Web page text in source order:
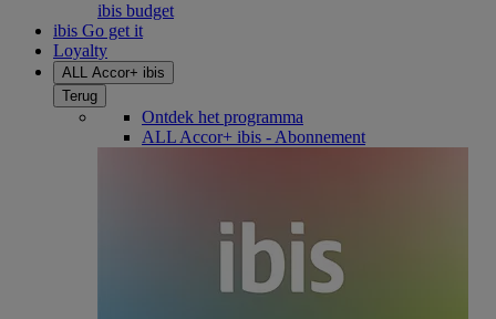
ibis budget
ibis Go get it
Loyalty
ALL Accor+ ibis
Terug
Ontdek het programma
ALL Accor+ ibis - Abonnement